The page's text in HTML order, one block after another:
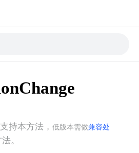
持本方法，低版本需做兼容处
。